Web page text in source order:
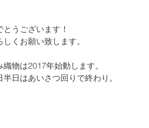
うございます！
くお願い致します。
物は2017年始動します。
日はあいさつ回りで終わり。